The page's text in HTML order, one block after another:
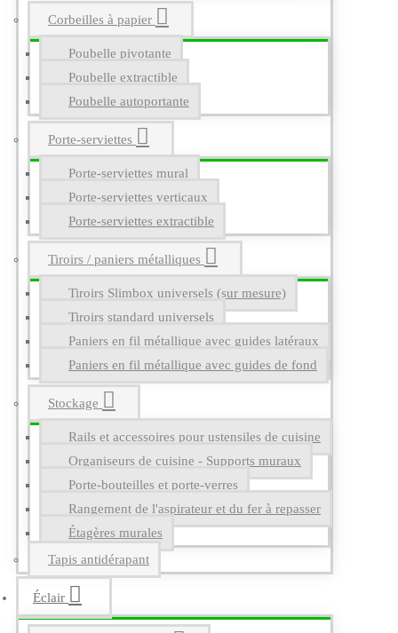
Corbeilles à papier
Poubelle pivotante
Poubelle extractible
Poubelle autoportante
Porte-serviettes
Porte-serviettes mural
Porte-serviettes verticaux
Porte-serviettes extractible
Tiroirs / paniers métalliques
Tiroirs Slimbox universels (sur mesure)
Tiroirs standard universels
Paniers en fil métallique avec guides latéraux
Paniers en fil métallique avec guides de fond
Stockage
Rails et accessoires pour ustensiles de cuisine
Organiseurs de cuisine - Supports muraux
Porte-bouteilles et porte-verres
Rangement de l'aspirateur et du fer à repasser
Étagères murales
Tapis antidérapant
Éclair